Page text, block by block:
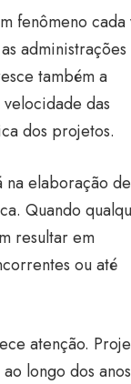
fenômeno cada
administrações
também a
das
dos projetos.
na elaboração de
Quando
resultar em
ou até
atenção.
longo dos